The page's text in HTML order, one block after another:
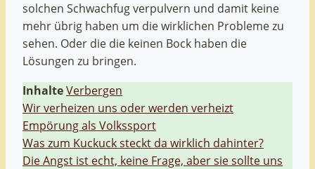
solchen Schwachfug verpulvern und damit keine
mehr übrig haben um die wirklichen Probleme zu
sehen. Oder die die keinen Bock haben die
Lösungen zu bringen.
InhalteVerbergen
Wir verheizen uns oder werden verheizt
Empörung als Volkssport
Was zum Kuckuck steckt da wirklich dahinter?
Die Angst ist echt, keine Frage, aber sie sollte uns